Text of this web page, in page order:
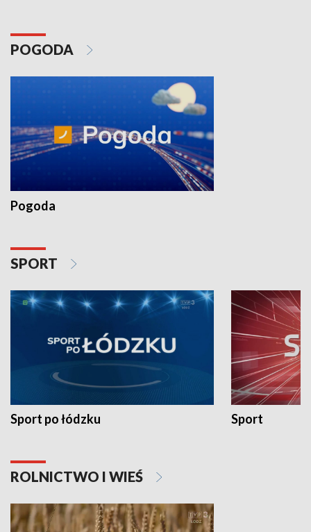
POGODA
Pogoda
SPORT
Sport po łódzku Sport
ROLNICTWO I WIEŚ